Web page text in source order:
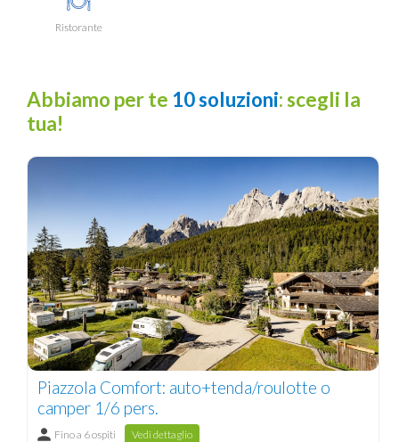
Ristorante
Abbiamo per te 10 soluzioni: scegli la
tua!
Piazzola Comfort: auto+tenda/roulotte o
camper 1/6 pers.
Fino a 6 ospiti Vedi dettaglio